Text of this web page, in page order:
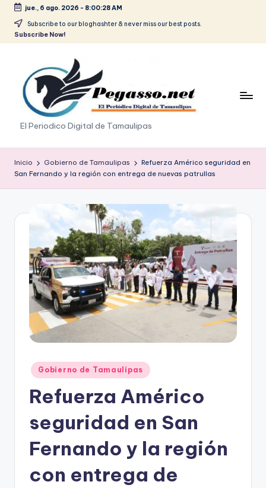
Saltar
jue., 6 ago. 2026 - 8:00:30 AM
Subscribe to our bloghashter & never miss our best posts.
Subscribe Now!
p
e
g
a
o
p
El Periodico Digital de Tamaulipas
Inicio Gobierno de Tamaulipas
Refuerza Américo seguridad en
San Fernando y la región con entrega de nuevas patrullas
Publicado
en
Gobierno de Tamaulipas
Refuerza Américo
seguridad en San
Fernando y la región
con entrega de